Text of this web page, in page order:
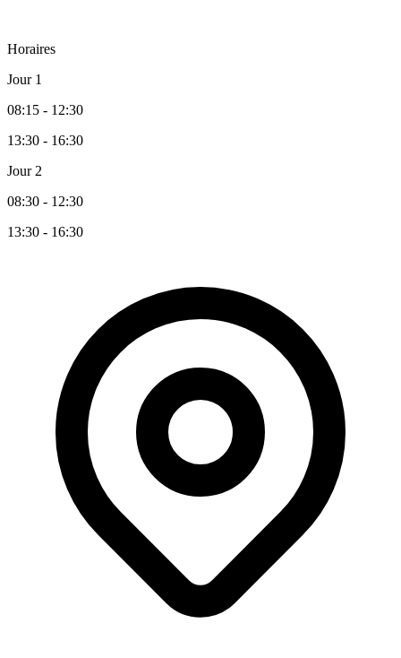
Horaires
Jour 1
08:15 - 12:30
13:30 - 16:30
Jour 2
08:30 - 12:30
13:30 - 16:30